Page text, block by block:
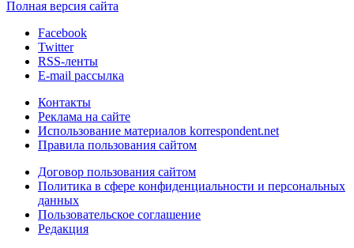
Полная версия сайта
Facebook
Twitter
RSS-ленты
E-mail рассылка
Контакты
Реклама на сайте
Использование материалов korrespondent.net
Правила пользования сайтом
Договор пользования сайтом
Политика в сфере конфиденциальности и персональных
данных
Пользовательское соглашение
Редакция